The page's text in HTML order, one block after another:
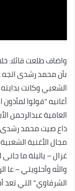
واضاف طلعت قائلا:
بأن محمد رشدى
الشعبي وكانت
أغانيه “قولوا
العامية عبدالرحمن
ذاع صيت محمد رشدى
مجال الأغنية
غزال – ياليلة ما
والله وأحلويتي –
الشرقاوي” التي تعد